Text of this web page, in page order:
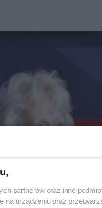
partnerów oraz inne
na urządzeniu oraz